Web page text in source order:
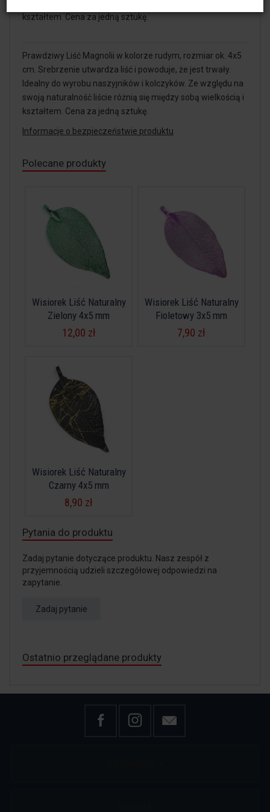
kształtem. Cena za jedną sztukę.
Prawdziwy Liść Magnolii w kolorze rudym, rozmiar ok. 4x5
cm. Srebrzenie utwardza liść i powoduje, że jest trwały.
Idealny do wyrobu naszyjników i kolczyków. Ze względu na
swoją naturalność liście różnią się między sobą wielkością i
kształtem. Cena za jedną sztukę.
Informacje o bezpieczeństwie produktu
Polecane produkty
Wisiorek Liść Naturalny
Zielony 4x5 mm
12,00 zł
Wisiorek Liść Naturalny
Fioletowy 3x5 mm
7,90 zł
Wisiorek Liść Naturalny
Czarny 4x5 mm
8,90 zł
Pytania do produktu
Zadaj pytanie dotyczące produktu. Nasz zespół z
przyjemnością udzieli szczegółowej odpowiedzi na
zapytanie.
Zadaj pytanie
Ostatnio przeglądane produkty